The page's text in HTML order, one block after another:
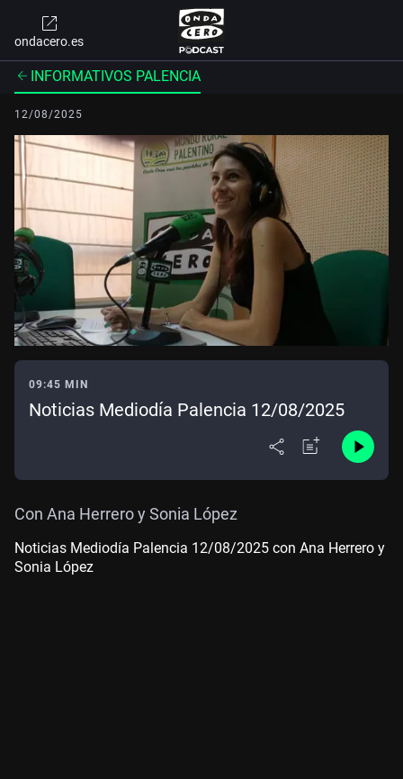
ondacero.es
INFORMATIVOS PALENCIA
12/08/2025
09:45 MIN
Noticias Mediodía Palencia 12/08/2025
Con Ana Herrero y Sonia López
Noticias Mediodía Palencia 12/08/2025 con Ana Herrero y
Sonia López